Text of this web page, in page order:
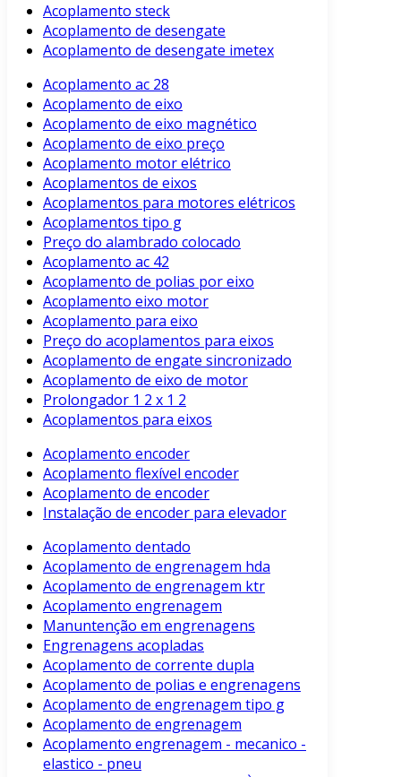
Acoplamento steck
Acoplamento de desengate
Acoplamento de desengate imetex
Acoplamento ac 28
Acoplamento de eixo
Acoplamento de eixo magnético
Acoplamento de eixo preço
Acoplamento motor elétrico
Acoplamentos de eixos
Acoplamentos para motores elétricos
Acoplamentos tipo g
Preço do alambrado colocado
Acoplamento ac 42
Acoplamento de polias por eixo
Acoplamento eixo motor
Acoplamento para eixo
Preço do acoplamentos para eixos
Acoplamento de engate sincronizado
Acoplamento de eixo de motor
Prolongador 1 2 x 1 2
Acoplamentos para eixos
Acoplamento encoder
Acoplamento flexível encoder
Acoplamento de encoder
Instalação de encoder para elevador
Acoplamento dentado
Acoplamento de engrenagem hda
Acoplamento de engrenagem ktr
Acoplamento engrenagem
Manuntenção em engrenagens
Engrenagens acopladas
Acoplamento de corrente dupla
Acoplamento de polias e engrenagens
Acoplamento de engrenagem tipo g
Acoplamento de engrenagem
Acoplamento engrenagem - mecanico -
elastico - pneu